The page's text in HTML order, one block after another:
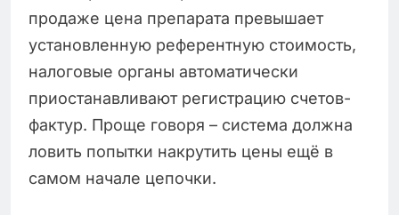
продаже цена препарата превышает
установленную референтную стоимость,
налоговые органы автоматически
приостанавливают регистрацию счетов-
фактур. Проще говоря – система должна
ловить попытки накрутить цены ещё в
самом начале цепочки.